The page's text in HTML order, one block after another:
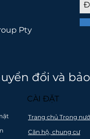
thông
đẹp hơn
thủ đổi mới và Gói
Pty
đổi và
CÀI ĐẶT
Trang chủ Trong
Căn hộ, chung cư